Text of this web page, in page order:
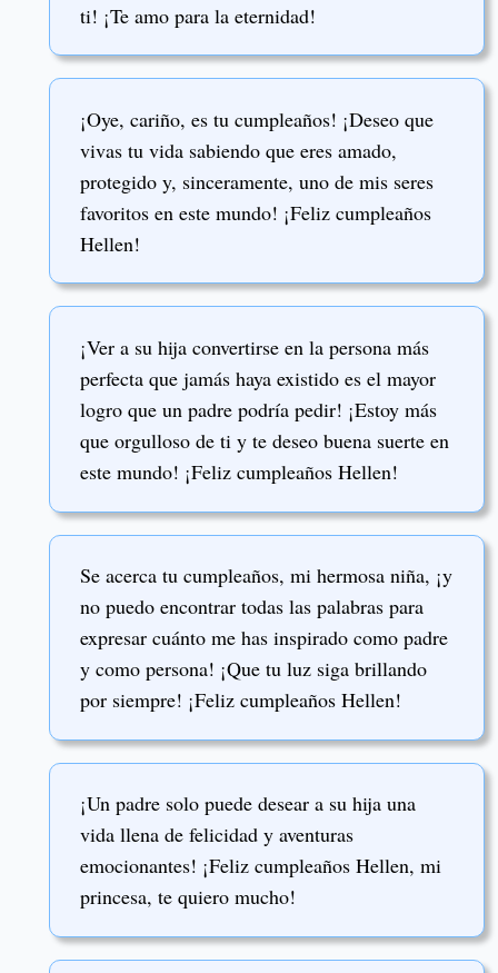
ti! ¡Te amo para la eternidad!
¡Oye, cariño, es tu cumpleaños! ¡Deseo que
vivas tu vida sabiendo que eres amado,
protegido y, sinceramente, uno de mis seres
favoritos en este mundo! ¡Feliz cumpleaños
Hellen!
¡Ver a su hija convertirse en la persona más
perfecta que jamás haya existido es el mayor
logro que un padre podría pedir! ¡Estoy más
que orgulloso de ti y te deseo buena suerte en
este mundo! ¡Feliz cumpleaños Hellen!
Se acerca tu cumpleaños, mi hermosa niña, ¡y
no puedo encontrar todas las palabras para
expresar cuánto me has inspirado como padre
y como persona! ¡Que tu luz siga brillando
por siempre! ¡Feliz cumpleaños Hellen!
¡Un padre solo puede desear a su hija una
vida llena de felicidad y aventuras
emocionantes! ¡Feliz cumpleaños Hellen, mi
princesa, te quiero mucho!